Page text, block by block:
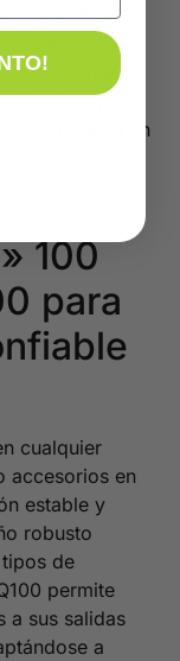
IP-20
para
con las
para
y confianza en
100
para
cualquier
accesorios en
estable y
robusto
de
permite
a sus salidas
a